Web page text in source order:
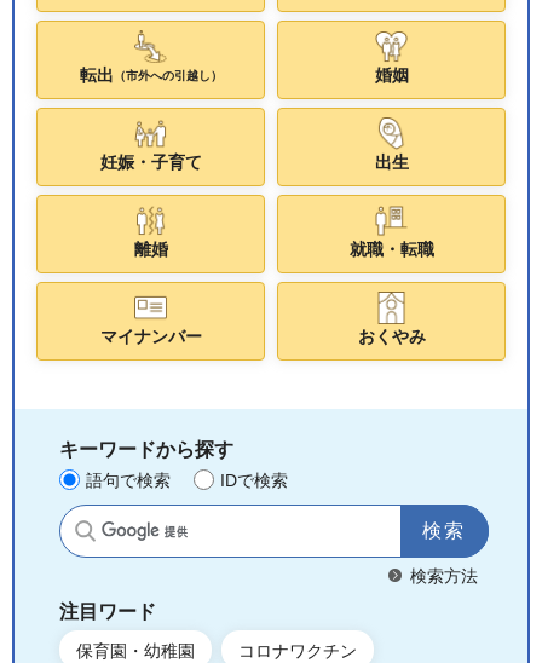
転出 （市外への引越し） 婚姻
妊娠・子育て 出生
離婚 就職・転職
マイナンバー おくやみ
キーワードから探す
語句で検索 IDで検索
サイト内検索
検索方法
注目ワード
保育園・幼稚園 コロナワクチン